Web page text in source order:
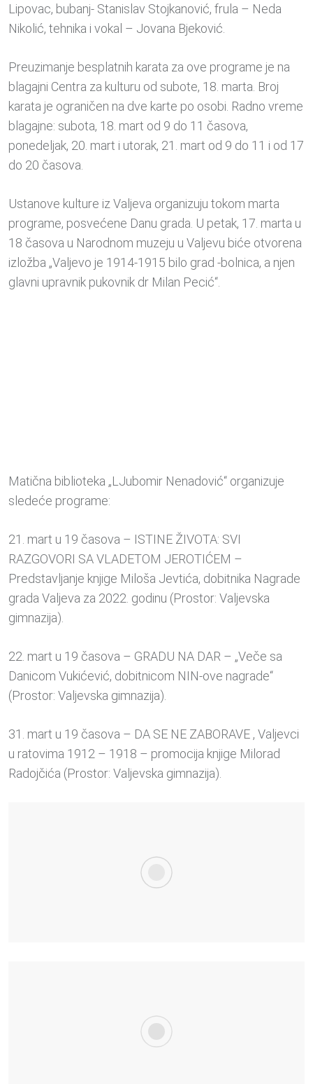
Lipovac, bubanj- Stanislav Stojkanović, frula – Neda
Nikolić, tehnika i vokal – Jovana Bjeković.
Preuzimanje besplatnih karata za ove programe je na
blagajni Centra za kulturu od subote, 18. marta. Broj
karata je ograničen na dve karte po osobi. Radno vreme
blagajne: subota, 18. mart od 9 do 11 časova,
ponedeljak, 20. mart i utorak, 21. mart od 9 do 11 i od 17
do 20 časova.
Ustanove kulture iz Valjeva organizuju tokom marta
programe, posvećene Danu grada. U petak, 17. marta u
18 časova u Narodnom muzeju u Valjevu biće otvorena
izložba „Valjevo je 1914-1915 bilo grad -bolnica, a njen
glavni upravnik pukovnik dr Milan Pecić“.
Matična biblioteka „LJubomir Nenadović“ organizuje
sledeće programe:
21. mart u 19 časova – ISTINE ŽIVOTA: SVI
RAZGOVORI SA VLADETOM JEROTIĆEM –
Predstavljanje knjige Miloša Jevtića, dobitnika Nagrade
grada Valjeva za 2022. godinu (Prostor: Valjevska
gimnazija).
22. mart u 19 časova – GRADU NA DAR – „Veče sa
Danicom Vukićević, dobitnicom NIN-ove nagrade“
(Prostor: Valjevska gimnazija).
31. mart u 19 časova – DA SE NE ZABORAVE , Valjevci
u ratovima 1912 – 1918 – promocija knjige Milorad
Radojčića (Prostor: Valjevska gimnazija).